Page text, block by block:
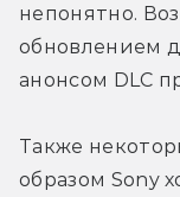
непонятно.
обновлением
анонсом DLC
Также
образом Sony